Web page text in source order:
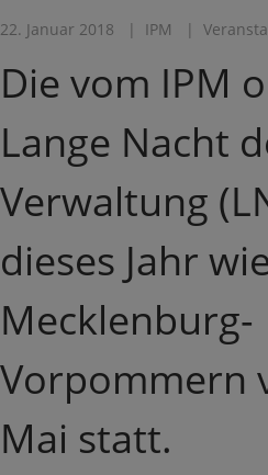
22. Januar 2018 IPM
Die vom IPM
Lange Nacht
Verwaltung
dieses Jahr
Mecklenburg-
Vorpommern
Mai statt.